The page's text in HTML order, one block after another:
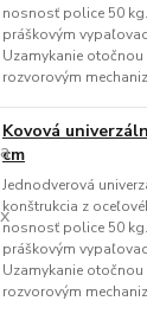
nosnosť police 50
práškovým
Uzamykanie
rozvorovým
Kovová
cm
Jednodverová
konštrukcia z
nosnosť police 50
práškovým
Uzamykanie
rozvorovým